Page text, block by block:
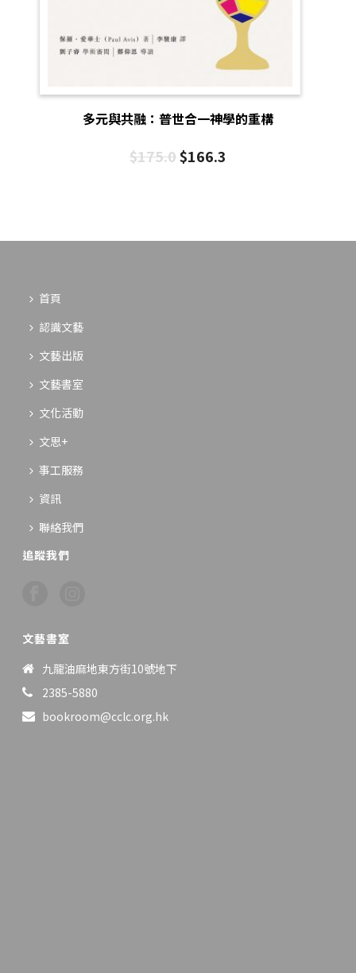
多元與共融：普世合一神學的重構
$175.0$166.3
首頁
認識文藝
文藝出版
文藝書室
文化活動
文思+
事工服務
資訊
聯絡我們
追蹤我們
文藝書室
九龍油麻地東方街10號地下
2385-5880
bookroom@cclc.org.hk